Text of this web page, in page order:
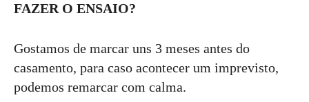
FAZER O ENSAIO?
Gostamos de marcar uns 3 meses antes do
casamento, para caso acontecer um imprevisto,
podemos remarcar com calma.